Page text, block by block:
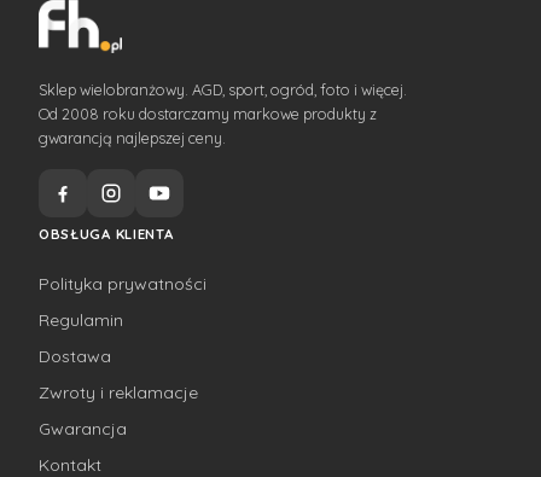
Sklep wielobranżowy. AGD, sport, ogród, foto i więcej.
Od 2008 roku dostarczamy markowe produkty z
gwarancją najlepszej ceny.
OBSŁUGA KLIENTA
Polityka prywatności
Regulamin
Dostawa
Zwroty i reklamacje
Gwarancja
Kontakt